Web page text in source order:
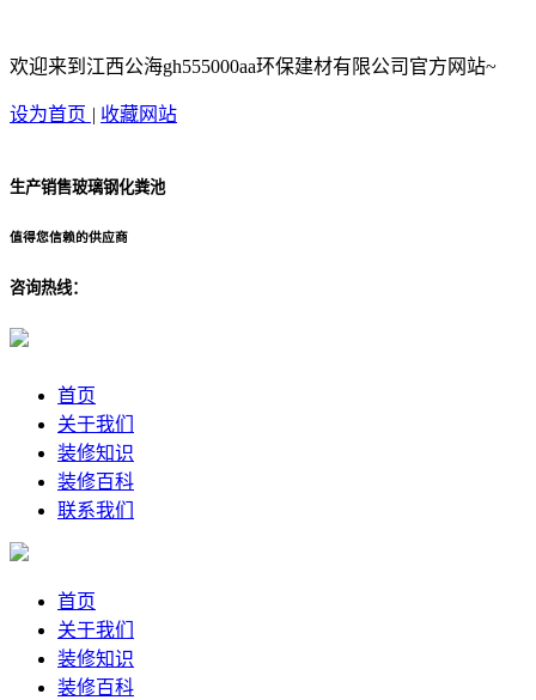
欢迎来到江西公海gh555000aa环保建材有限公司官方网站~
设为首页 | 收藏网站
生产销售玻璃钢化粪池
值得您信赖的供应商
咨询热线：
首页
关于我们
装修知识
装修百科
联系我们
首页
关于我们
装修知识
装修百科